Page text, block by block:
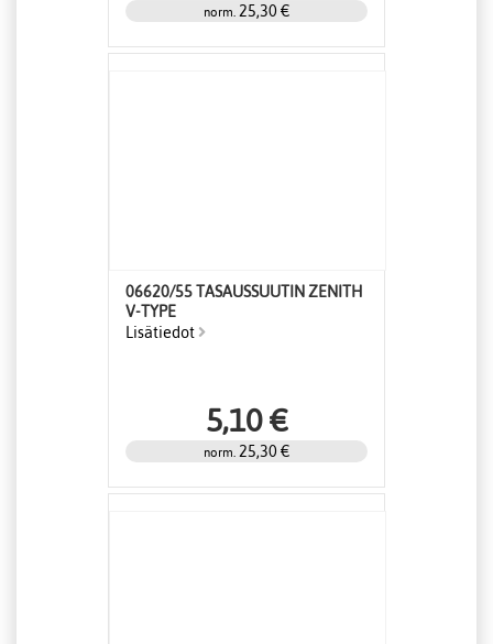
norm. 25,30 €
06620/55 TASAUSSUUTIN ZENITH
V-TYPE
Lisätiedot
5,10 €
norm. 25,30 €